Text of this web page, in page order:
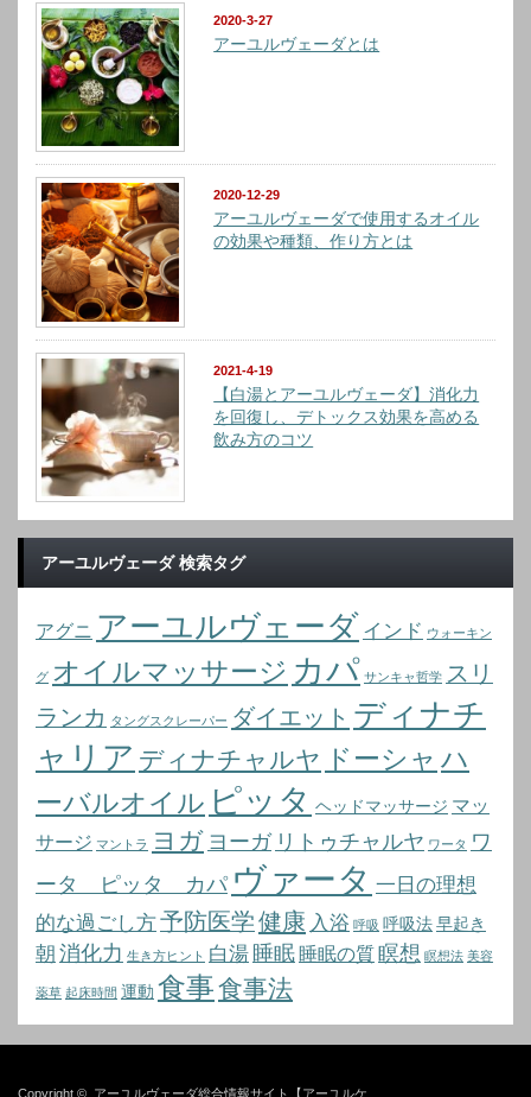
2020-3-27
アーユルヴェーダとは
2020-12-29
アーユルヴェーダで使用するオイル
の効果や種類、作り方とは
2021-4-19
【白湯とアーユルヴェーダ】消化力
を回復し、デトックス効果を高める
飲み方のコツ
アーユルヴェーダ 検索タグ
アグニ アーユルヴェーダ インド ウォーキン
グ オイルマッサージ カパ サンキャ哲学 スリ
ランカ タングスクレーパー ダイエット ディナチ
ャリア ディナチャルヤ ドーシャ ハ
ーバルオイル ピッタ ヘッドマッサージ マッ
サージ マントラ ヨガ ヨーガ リトゥチャルヤ ワータ ワ
ータ ピッタ カパ ヴァータ 一日の理想
的な過ごし方予防医学健康 入浴 呼吸 呼吸法 早起き
朝 消化力 生き方ヒント 白湯 睡眠 睡眠の質瞑想 瞑想法 美容
薬草 起床時間 運動 食事食事法
Copyright © アーユルヴェーダ総合情報サイト【アーユルケ